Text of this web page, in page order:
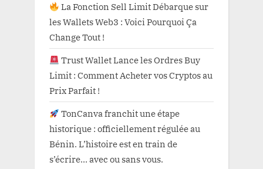
La Fonction Sell Limit Débarque sur
les Wallets Web3 : Voici Pourquoi Ça
Change Tout !
Trust Wallet Lance les Ordres Buy
Limit : Comment Acheter vos Cryptos au
Prix Parfait !
TonCanva franchit une étape
historique : officiellement régulée au
Bénin. L’histoire est en train de
s’écrire… avec ou sans vous.